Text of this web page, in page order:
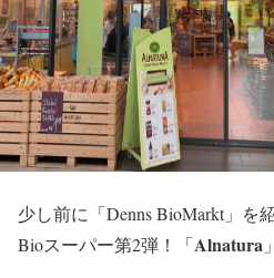
少し前に「Denns BioMarkt」を
Bioスーパー第2弾！「Alnatura